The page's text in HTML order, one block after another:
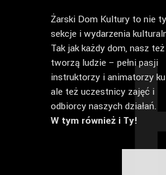
Żarski Dom Kultury to nie
sekcje i wydarzenia
Tak jak każdy dom, nasz też
tworzą ludzie – pełni pasji
instruktorzy i animatorzy
ale też uczestnicy zajęć i
odbiorcy naszych działań.
W tym również i Ty!